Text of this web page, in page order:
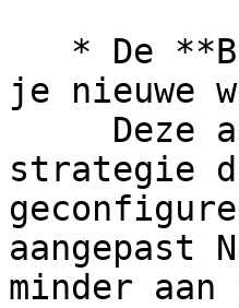
je nieuwe
strategie
aangepast
minder